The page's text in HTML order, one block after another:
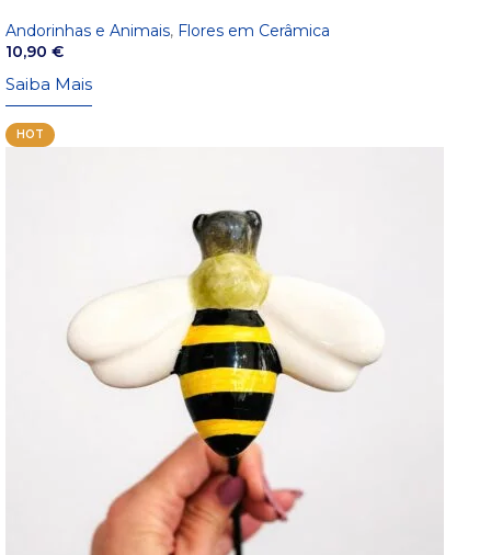
Andorinhas e Animais, Flores em Cerâmica
10,90 €
Saiba Mais
HOT